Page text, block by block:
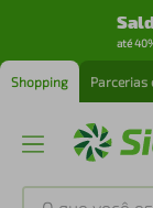
até
Shopping Parcerias
O que você